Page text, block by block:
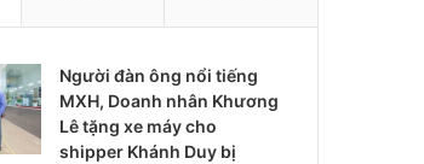
Người đàn ông nổi tiếng
MXH, Doanh nhân Khương
Lê tặng xe máy cho
shipper Khánh Duy bị